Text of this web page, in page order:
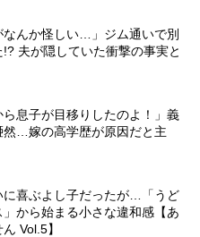
なんか怪しい…」ジム通いで別
夫が隠していた衝撃の事実と
ら息子が目移りしたのよ！」義
然…嫁の高学歴が原因だと主
に喜ぶよし子だったが…「うど
から始まる小さな違和感【あ
Vol.5】